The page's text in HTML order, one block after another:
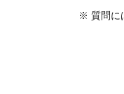
※ 質問に